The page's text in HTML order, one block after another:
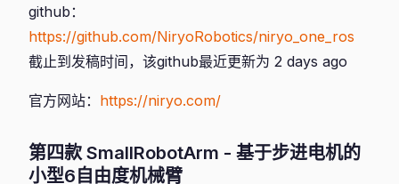
github：
https://github.com/NiryoRobotics/niryo_one_ros
截止到发稿时间，该github最近更新为 2 days ago
官方网站： https://niryo.com/
第四款 SmallRobotArm - 基于步进电机的
小型6自由度机械臂